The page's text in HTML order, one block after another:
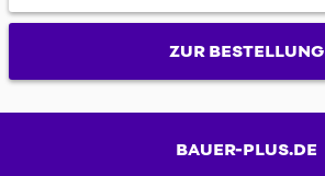
ZUR BESTELLUNG
BAUER-PLUS.DE